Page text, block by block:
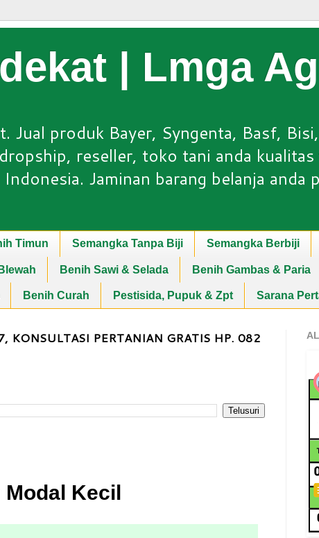
| Lmga
produk Bayer, Syngenta, Basf,
reseller, toko tani anda
Jaminan barang belanja anda
Timun Semangka Tanpa Biji Semangka Berbiji
Benih Sawi & Selada Benih Gambas & Paria
Benih Curah Pestisida, Pupuk & Zpt Sarana
PERTANIAN GRATIS HP. 082
Modal Kecil